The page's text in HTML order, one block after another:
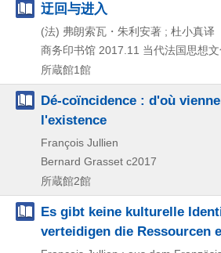
迂回与进入
(法) 弗朗索瓦・朱利安著 ; 杜小真译
商务印书馆 2017.11 当代法国思想
所蔵館1館
Dé-coïncidence : d'où
l'existence
François Jullien
Bernard Grasset c2017
所蔵館2館
Es gibt keine kulturelle
verteidigen die Ressourcen